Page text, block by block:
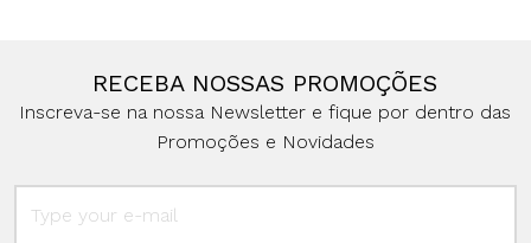
RECEBA NOSSAS PROMOÇÕES
Inscreva-se na nossa Newsletter e fique por dentro das
Promoções e Novidades